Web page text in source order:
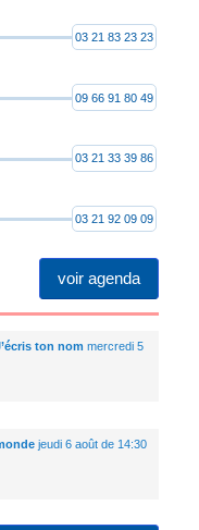
03 21 83 23 23
09 66 91 80 49
03 21 33 39 86
03 21 92 09 09
voir agenda
ton nom mercredi 5
jeudi 6 août de 14:30